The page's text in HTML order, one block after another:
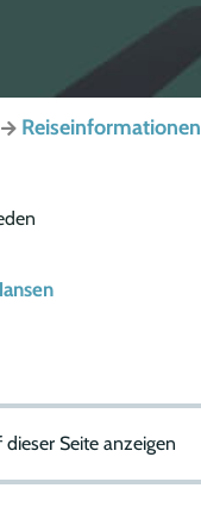
Reiseinformationen
Seite anzeigen